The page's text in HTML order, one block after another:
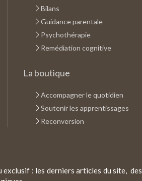
Bilans
Guidance parentale
Psychothérapie
Remédiation cognitive
La boutique
Accompagner le quotidien
Soutenir les apprentissages
Reconversion
exclusif : les derniers articles du site, des